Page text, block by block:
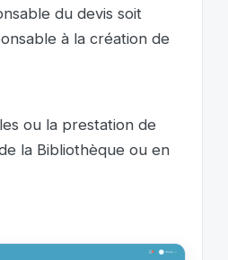
du devis soit
à la création de
ou la prestation de
la Bibliothèque ou en